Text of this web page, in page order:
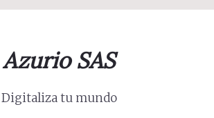
Azurio SAS
Digitaliza tu mundo